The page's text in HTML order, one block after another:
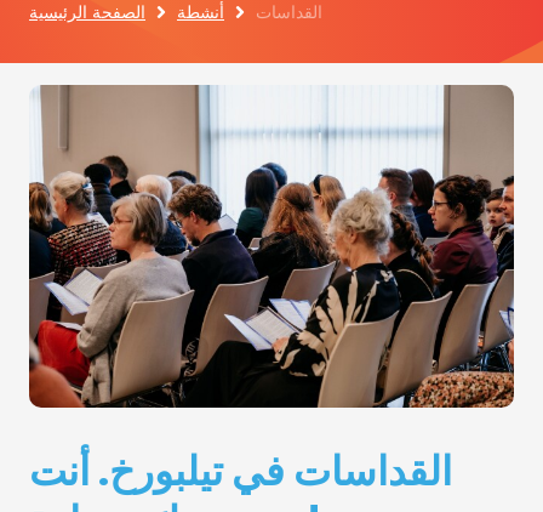
الصفحة الرئيسية أنشطة القداسات
القداسات في تيلبورخ. أنت